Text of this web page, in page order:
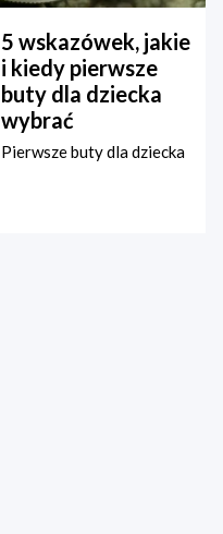
5 wskazówek, jakie
i kiedy pierwsze
buty dla dziecka
wybrać
Pierwsze buty dla dziecka